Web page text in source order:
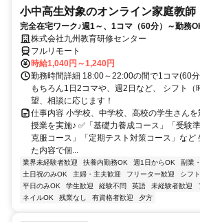
小中高生対象のオンライン家庭教師
完全在宅ワーク♪週1～、1コマ（60分）～勤務
株式会社九州教育研修センター
フルリモート
時給1,040円～1,240円
勤務時間詳細 18:00～22:00の間で1コマ(60
もちろん1日2コマや、週2日など、 シフト（
望、相談に応じます！
仕事内容 小学校、中学校、高校の学生さん
授業を実施♪ ✅「基礎力養成コース」「受験
克服コース」「定期テスト対策コース」など
た内容で個...
業界未経験者歓迎 扶養内勤務OK 週1日からOK
副業
土日祝のみOK
主婦・主夫歓迎 フリーター歓迎 シフ
平日のみOK
学生歓迎 経験不問 英語 未経験者歓迎
ネイルOK
残業なし 有資格者歓迎 夕方